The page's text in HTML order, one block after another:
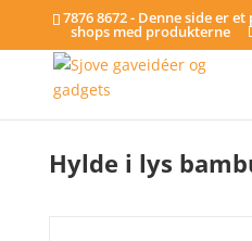
7876 8672 - Denne side er
shops med produkterne
Hylde i lys